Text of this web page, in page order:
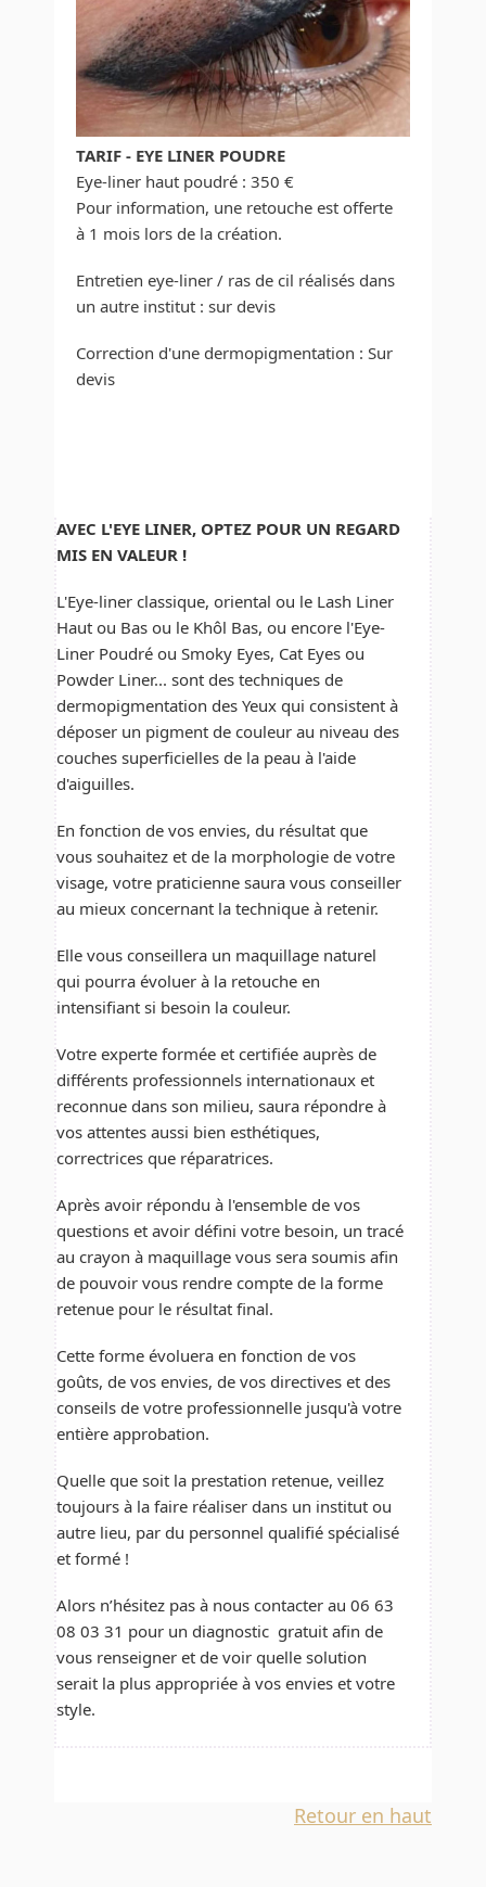
TARIF - EYE LINER POUDRE
Eye-liner haut poudré : 350 €
Pour information, une retouche est offerte
à 1 mois lors de la création.
Entretien eye-liner / ras de cil réalisés dans
un autre institut : sur devis
Correction d'une dermopigmentation : Sur
devis
AVEC L'EYE LINER, OPTEZ POUR UN REGARD
MIS EN VALEUR !
L'Eye-liner classique, oriental ou le Lash Liner
Haut ou Bas ou le Khôl Bas, ou encore l'Eye-
Liner Poudré ou Smoky Eyes, Cat Eyes ou
Powder Liner... sont des techniques de
dermopigmentation des Yeux qui consistent à
déposer un pigment de couleur au niveau des
couches superficielles de la peau à l'aide
d'aiguilles.
En fonction de vos envies, du résultat que
vous souhaitez et de la morphologie de votre
visage, votre praticienne saura vous conseiller
au mieux concernant la technique à retenir.
Elle vous conseillera un maquillage naturel
qui pourra évoluer à la retouche en
intensifiant si besoin la couleur.
Votre experte formée et certifiée auprès de
différents professionnels internationaux et
reconnue dans son milieu, saura répondre à
vos attentes aussi bien esthétiques,
correctrices que réparatrices.
Après avoir répondu à l'ensemble de vos
questions et avoir défini votre besoin, un tracé
au crayon à maquillage vous sera soumis afin
de pouvoir vous rendre compte de la forme
retenue pour le résultat final.
Cette forme évoluera en fonction de vos
goûts, de vos envies, de vos directives et des
conseils de votre professionnelle jusqu'à votre
entière approbation.
Quelle que soit la prestation retenue, veillez
toujours à la faire réaliser dans un institut ou
autre lieu, par du personnel qualifié spécialisé
et formé !
Alors n’hésitez pas à nous contacter au 06 63
08 03 31 pour un diagnostic gratuit afin de
vous renseigner et de voir quelle solution
serait la plus appropriée à vos envies et votre
style.
Retour en haut